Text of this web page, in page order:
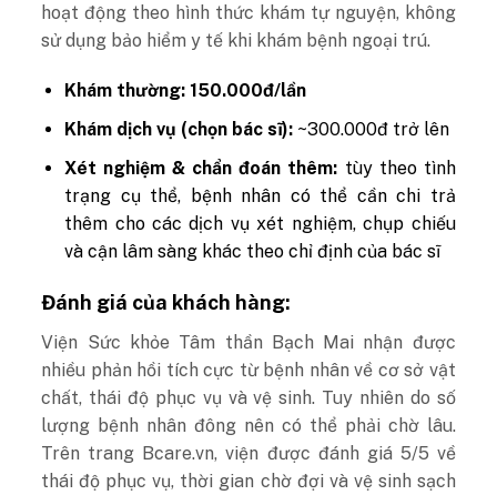
hoạt động theo hình thức khám tự nguyện, không
sử dụng bảo hiểm y tế khi khám bệnh ngoại trú.
Khám thường: 150.000đ/lần
Khám dịch vụ (chọn bác sĩ): ~300.000đ trở lên
Xét nghiệm & chẩn đoán thêm: tùy theo tình
trạng cụ thể, bệnh nhân có thể cần chi trả
thêm cho các dịch vụ xét nghiệm, chụp chiếu
và cận lâm sàng khác theo chỉ định của bác sĩ
Đánh giá của khách hàng:
Viện Sức khỏe Tâm thần Bạch Mai nhận được
nhiều phản hồi tích cực từ bệnh nhân về cơ sở vật
chất, thái độ phục vụ và vệ sinh. Tuy nhiên do số
lượng bệnh nhân đông nên có thể phải chờ lâu.
Trên trang Bcare.vn, viện được đánh giá 5/5 về
thái độ phục vụ, thời gian chờ đợi và vệ sinh sạch